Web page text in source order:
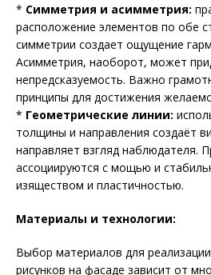
* Симметрия и асимметрия:
расположение элементов по обе
симметрии создает ощущение
Асимметрия, наоборот, может
непредсказуемость. Важно
принципы для достижения
* Геометрические линии:
толщины и направления создаёт
направляет взгляд наблюдателя.
ассоциируются с мощью и
изяществом и пластичностью.
Материалы и технологии:
Выбор материалов для
рисунков на фасаде зависит от